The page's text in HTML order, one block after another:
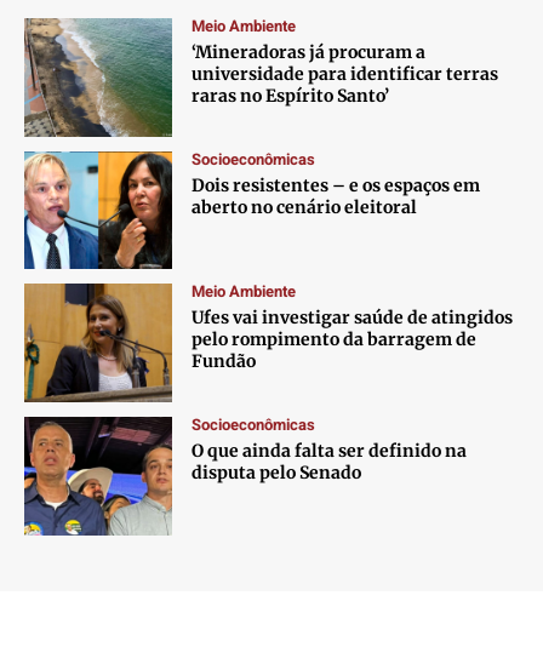
Meio Ambiente
‘Mineradoras já procuram a
universidade para identificar terras
raras no Espírito Santo’
Socioeconômicas
Dois resistentes – e os espaços em
aberto no cenário eleitoral
Meio Ambiente
Ufes vai investigar saúde de atingidos
pelo rompimento da barragem de
Fundão
Socioeconômicas
O que ainda falta ser definido na
disputa pelo Senado